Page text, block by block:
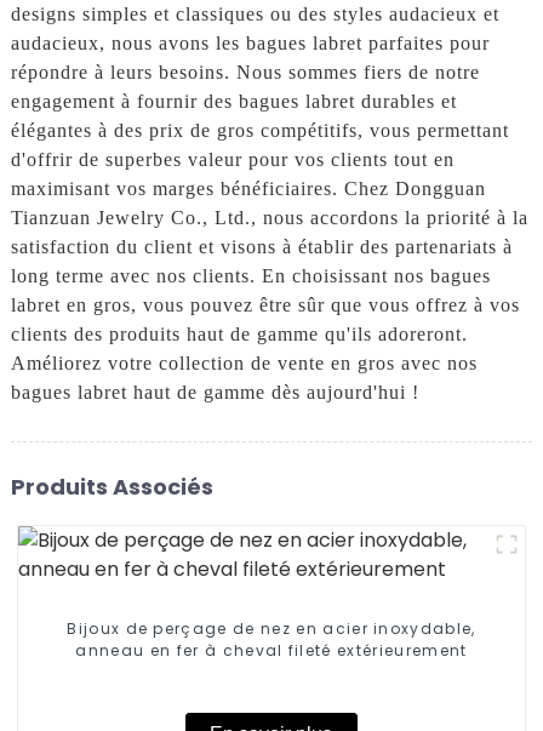
designs simples et classiques ou des styles audacieux et
audacieux, nous avons les bagues labret parfaites pour
répondre à leurs besoins. Nous sommes fiers de notre
engagement à fournir des bagues labret durables et
élégantes à des prix de gros compétitifs, vous permettant
d'offrir de superbes valeur pour vos clients tout en
maximisant vos marges bénéficiaires. Chez Dongguan
Tianzuan Jewelry Co., Ltd., nous accordons la priorité à la
satisfaction du client et visons à établir des partenariats à
long terme avec nos clients. En choisissant nos bagues
labret en gros, vous pouvez être sûr que vous offrez à vos
clients des produits haut de gamme qu'ils adoreront.
Améliorez votre collection de vente en gros avec nos
bagues labret haut de gamme dès aujourd'hui !
Produits Associés
Bijoux de perçage de nez en acier inoxydable,
anneau en fer à cheval fileté extérieurement